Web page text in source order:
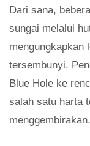
Dari sana,
sungai melalui
mengungkapkan
tersembunyi.
Blue Hole ke
salah satu harta
menggembirakan.